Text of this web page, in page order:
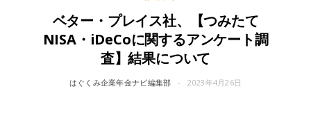
ベター・プレイス社、【つみたて
NISA・iDeCoに関するアンケート調
査】結果について
はぐくみ企業年金ナビ編集部 2023年4月26日